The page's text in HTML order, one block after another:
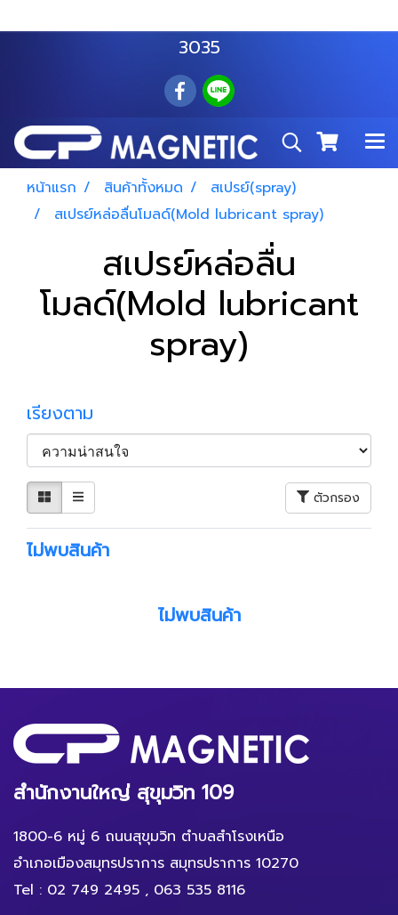
3035
หน้าแรก สินค้าทั้งหมด
สเปรย์(spray)
สเปรย์หล่อลื่นโมลด์(Mold lubricant spray)
สเปรย์หล่อลื่น
โมลด์(Mold lubricant
spray)
เรียงตาม
ตัวกรอง
ไม่พบสินค้า
ไม่พบสินค้า
สำนักงานใหญ่ สุขุมวิท 109
1800-6 หมู่ 6 ถนนสุขุมวิท ตำบลสำโรงเหนือ
อำเภอเมืองสมุทรปราการ สมุทรปราการ 10270
Tel : 02 749 2495 , 063 535 8116